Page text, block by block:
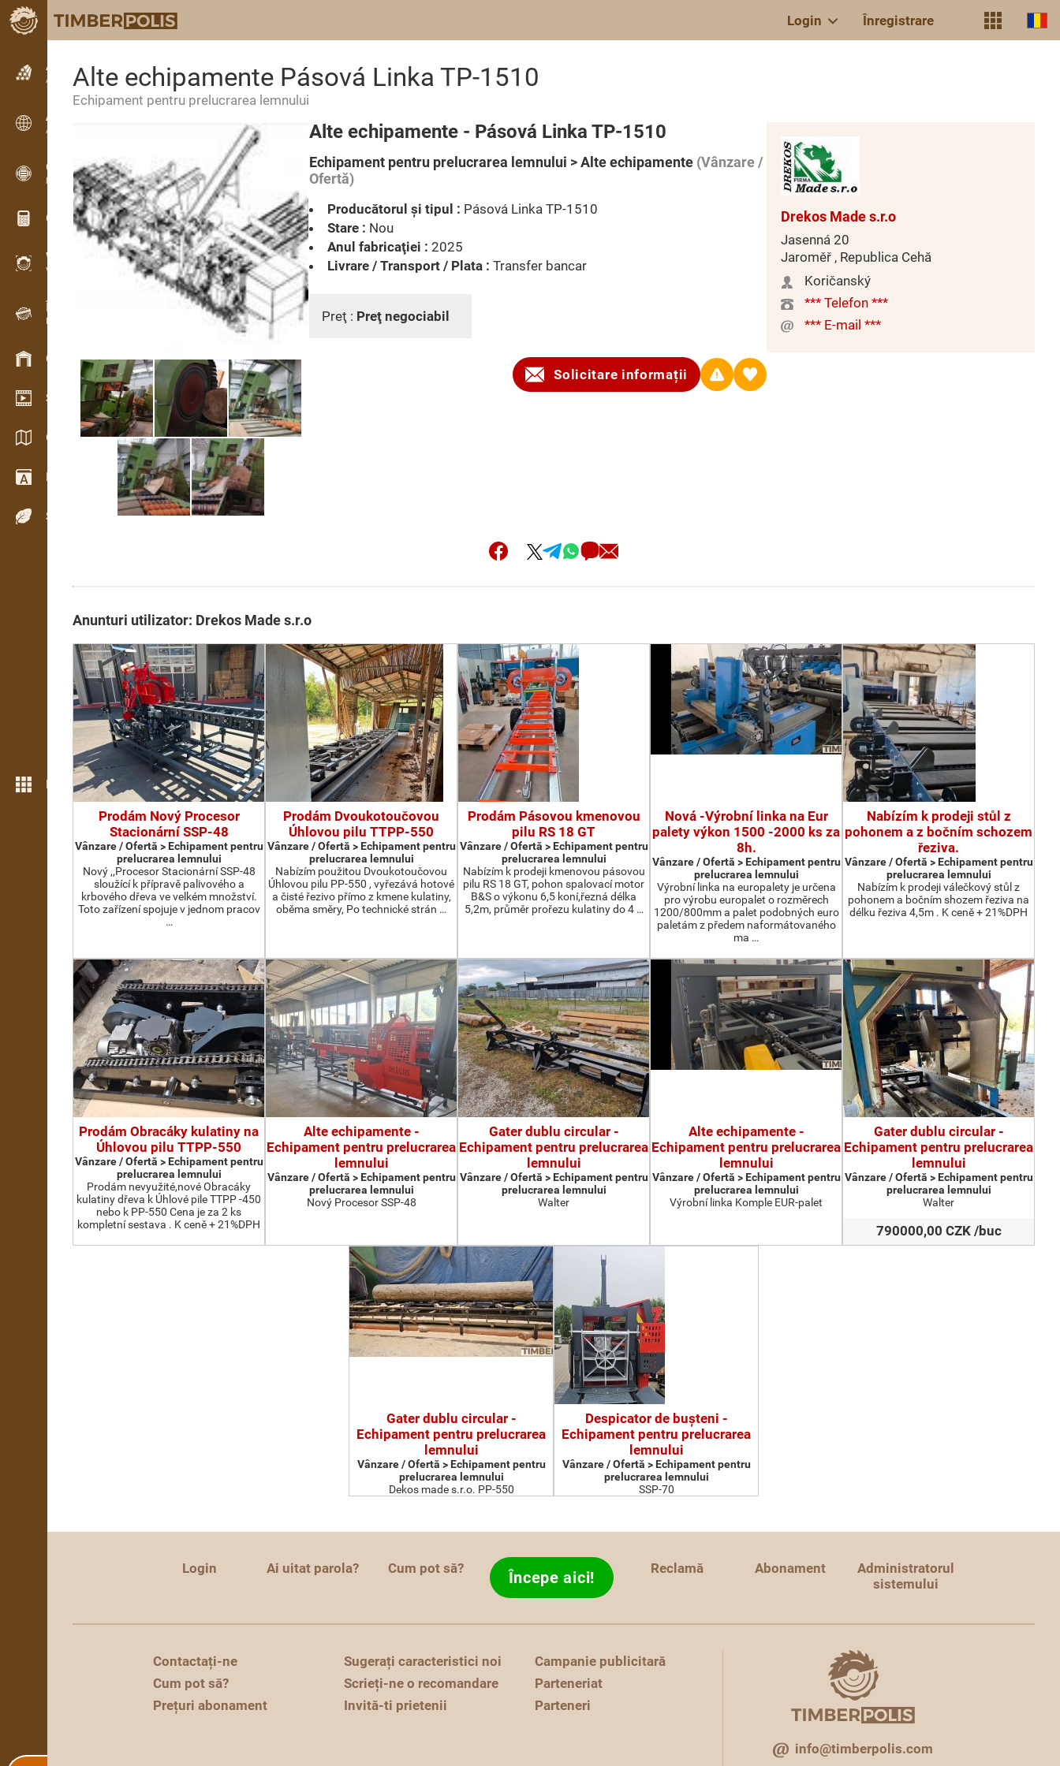
Login Înregistrare
Anunțuri
Anunturi text
Anunțuri
Anunțuri internaționale
OPTI-TIMB
Modele de debitare
Calculatoare lemn
WoodProfi
Volum de lemn cu IA
Înregistrator de date
Inventarul lemnului pe teren
Gestionarea stocurilor
Showroom video
Cataloage / Broșuri
Dicţionar
Specii de lemn
Mai multe opțiuni
Alte echipamente Pásová Linka TP-1510
Echipament pentru prelucrarea lemnului
Alte echipamente - Pásová Linka TP-1510
Echipament pentru prelucrarea lemnului > Alte echipamente (Vânzare /
Ofertă)
Producătorul şi tipul : Pásová Linka TP-1510
Stare : Nou
Anul fabricaţiei : 2025
Livrare / Transport / Plata : Transfer bancar
Preţ : Preţ negociabil
Solicitare informații
Drekos Made s.r.o
Jasenná 20
Jaroměř , Republica Cehă
Koričanský
*** Telefon ***
*** E-mail ***
Anunturi utilizator: Drekos Made s.r.o
Prodám Nový Procesor
Stacionární SSP-48
Vânzare / Ofertă > Echipament pentru
prelucrarea lemnului
Nový ,,Procesor Stacionární SSP-48
sloužící k přípravě palivového a
krbového dřeva ve velkém množství.
Toto zařízení spojuje v jednom pracov
…
Prodám Dvoukotoučovou
Úhlovou pilu TTPP-550
Vânzare / Ofertă > Echipament pentru
prelucrarea lemnului
Nabízím použitou Dvoukotoučovou
Úhlovou pilu PP-550 , vyřezává hotové
a čisté řezivo přímo z kmene kulatiny,
oběma směry, Po technické strán …
Prodám Pásovou kmenovou
pilu RS 18 GT
Vânzare / Ofertă > Echipament pentru
prelucrarea lemnului
Nabízím k prodeji kmenovou pásovou
pilu RS 18 GT, pohon spalovací motor
B&S o výkonu 6,5 koní,řezná délka
5,2m, průměr prořezu kulatiny do 4 …
Nová -Výrobní linka na Eur
palety výkon 1500 -2000 ks za
8h.
Vânzare / Ofertă > Echipament pentru
prelucrarea lemnului
Výrobní linka na europalety je určena
pro výrobu europalet o rozměrech
1200/800mm a palet podobných euro
paletám z předem naformátovaného
ma …
Nabízím k prodeji stůl z
pohonem a z bočním schozem
řeziva.
Vânzare / Ofertă > Echipament pentru
prelucrarea lemnului
Nabízím k prodeji válečkový stůl z
pohonem a bočním shozem řeziva na
délku řeziva 4,5m . K ceně + 21%DPH
Prodám Obracáky kulatiny na
Úhlovou pilu TTPP-550
Vânzare / Ofertă > Echipament pentru
prelucrarea lemnului
Prodám nevyužité,nové Obracáky
kulatiny dřeva k Úhlové pile TTPP -450
nebo k PP-550 Cena je za 2 ks
kompletní sestava . K ceně + 21%DPH
Alte echipamente -
Echipament pentru prelucrarea
lemnului
Vânzare / Ofertă > Echipament pentru
prelucrarea lemnului
Nový Procesor SSP-48
Gater dublu circular -
Echipament pentru prelucrarea
lemnului
Vânzare / Ofertă > Echipament pentru
prelucrarea lemnului
Walter
Alte echipamente -
Echipament pentru prelucrarea
lemnului
Vânzare / Ofertă > Echipament pentru
prelucrarea lemnului
Výrobní linka Komple EUR-palet
Gater dublu circular -
Echipament pentru prelucrarea
lemnului
Vânzare / Ofertă > Echipament pentru
prelucrarea lemnului
Walter
790000,00 CZK /buc
Gater dublu circular -
Echipament pentru prelucrarea
lemnului
Vânzare / Ofertă > Echipament pentru
prelucrarea lemnului
Dekos made s.r.o. PP-550
Despicator de buşteni -
Echipament pentru prelucrarea
lemnului
Vânzare / Ofertă > Echipament pentru
prelucrarea lemnului
SSP-70
Login Ai uitat parola? Cum pot să? Începe aici! Reclamă Abonament
Administratorul
sistemului
Contactați-ne
Cum pot să?
Prețuri abonament
Sugerați caracteristici noi
Scrieți-ne o recomandare
Invită-ti prietenii
Campanie publicitară
Parteneriat
Parteneri
info@timberpolis.com